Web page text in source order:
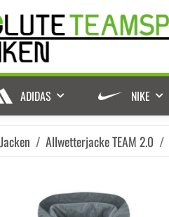
ADIDAS NIKE
Jacken Allwetterjacke TEAM 2.0